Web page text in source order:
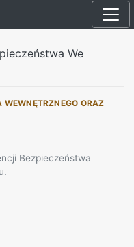
We
ORAZ
Bezpieczeństwa